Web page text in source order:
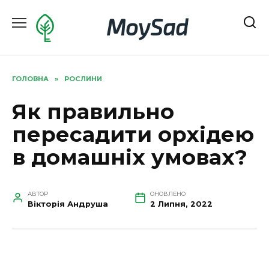
до
MoySad
ГОЛОВНА » РОСЛИНИ
Як правильно
пересадити орхідею
в домашніх умовах?
АВТОР
Вікторія Андруша
ОНОВЛЕНО
2 Липня, 2022